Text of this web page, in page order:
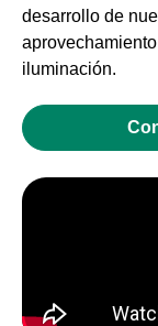
desarrollo de
iluminación.